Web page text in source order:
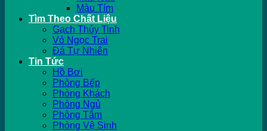
Màu Tím
Tìm Theo Chất Liệu
Gạch Thủy Tinh
Vỏ Ngọc Trai
Đá Tự Nhiên
Tin Tức
Hồ Bơi
Phòng Bếp
Phòng Khách
Phòng Ngủ
Phòng Tắm
Phòng Vệ Sinh